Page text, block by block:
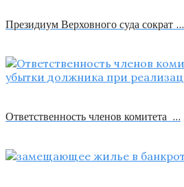
Президиум Верховного суда сократ …
Ответственность членов комитета …